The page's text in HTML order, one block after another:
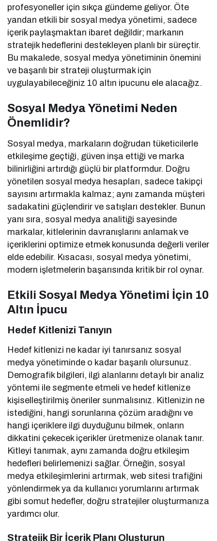
profesyoneller için sıkça gündeme geliyor. Öte
yandan etkili bir sosyal medya yönetimi, sadece
içerik paylaşmaktan ibaret değildir; markanın
stratejik hedeflerini destekleyen planlı bir süreçtir.
Bu makalede, sosyal medya yönetiminin önemini
ve başarılı bir strateji oluşturmak için
uygulayabileceğiniz 10 altın ipucunu ele alacağız.
Sosyal Medya Yönetimi Neden
Önemlidir?
Sosyal medya, markaların doğrudan tüketicilerle
etkileşime geçtiği, güven inşa ettiği ve marka
bilinirliğini artırdığı güçlü bir platformdur. Doğru
yönetilen sosyal medya hesapları, sadece takipçi
sayısını artırmakla kalmaz; aynı zamanda müşteri
sadakatini güçlendirir ve satışları destekler. Bunun
yanı sıra, sosyal medya analitiği sayesinde
markalar, kitlelerinin davranışlarını anlamak ve
içeriklerini optimize etmek konusunda değerli veriler
elde edebilir. Kısacası, sosyal medya yönetimi,
modern işletmelerin başarısında kritik bir rol oynar.
Etkili Sosyal Medya Yönetimi İçin 10
Altın İpucu
Hedef Kitlenizi Tanıyın
Hedef kitlenizi ne kadar iyi tanırsanız sosyal
medya yönetiminde o kadar başarılı olursunuz.
Demografik bilgileri, ilgi alanlarını detaylı bir analiz
yöntemi ile segmente etmeli ve hedef kitlenize
kişiselleştirilmiş öneriler sunmalısınız. Kitlenizin ne
istediğini, hangi sorunlarına çözüm aradığını ve
hangi içeriklere ilgi duyduğunu bilmek, onların
dikkatini çekecek içerikler üretmenize olanak tanır.
Kitleyi tanımak, aynı zamanda doğru etkileşim
hedefleri belirlemenizi sağlar. Örneğin, sosyal
medya etkileşimlerini artırmak, web sitesi trafiğini
yönlendirmek ya da kullanıcı yorumlarını artırmak
gibi somut hedefler, doğru stratejiler oluşturmanıza
yardımcı olur.
Stratejik Bir İçerik Planı Oluşturun